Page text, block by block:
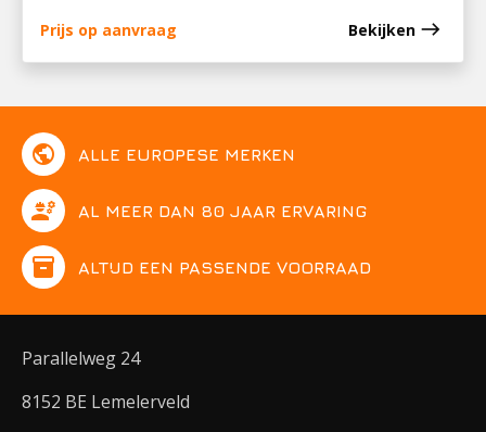
Prijs op aanvraag Bekijken east
public ALLE EUROPESE MERKEN
engineering AL MEER DAN 80 JAAR ERVARING
inventory ALTIJD EEN PASSENDE VOORRAAD
Parallelweg 24
8152 BE Lemelerveld